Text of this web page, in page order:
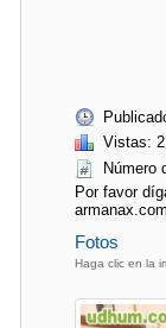
Vistas:
Número
Por favor
armanax.com.
Fotos
Haga clic en la